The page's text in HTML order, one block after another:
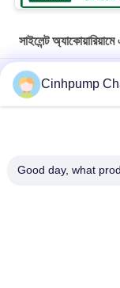
সাইলেন্ট
30kpa 15L/M সাইলেন্ট
12V সাইলেন্ট
12V চুপ Aquarium
Cinhpump
Good day, what